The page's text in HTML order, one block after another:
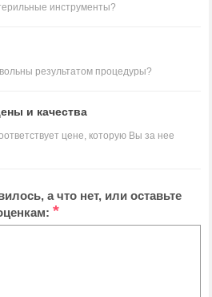
инструменты?
результатом процедуры?
и качества
цене, которую Вы за нее
а что нет, или оставьте
*